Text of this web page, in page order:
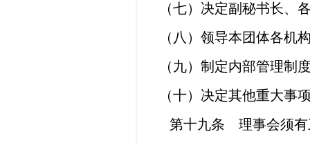
（七）决定副秘书长、
（八）领导本团体各机
（九）制定内部管理制
（十）决定其他重大事
第十九条 理事会须有